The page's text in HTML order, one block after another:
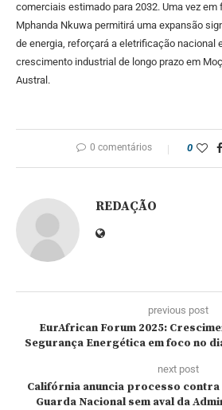
comerciais estimado para 2032. Uma vez em
Mphanda Nkuwa permitirá uma expansão
de energia, reforçará a eletrificação nacional
crescimento industrial de longo prazo em
Austral.
0 comentários 0
REDAÇÃO
previous post
EurAfrican Forum 2025:
Segurança Energética em foco no
next post
Califórnia anuncia processo
Guarda Nacional sem aval da